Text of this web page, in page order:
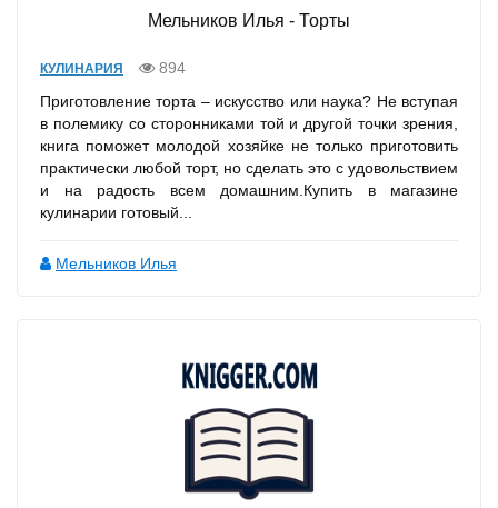
Мельников Илья - Торты
КУЛИНАРИЯ
894
Приготовление торта – искусство или наука? Hе вступая
в полемику со сторонниками той и другой точки зрения,
книга поможет молодой хозяйке не только приготовить
практически любой торт, но сделать это с удовольствием
и на радость всем домашним.Купить в магазине
кулинарии готовый...
Мельников Илья